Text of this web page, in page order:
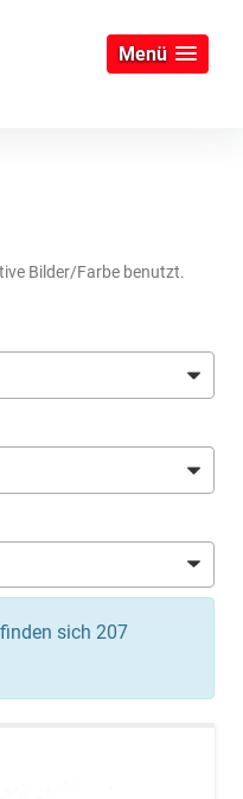
Menü
Bilder/Farbe benutzt.
sich 207